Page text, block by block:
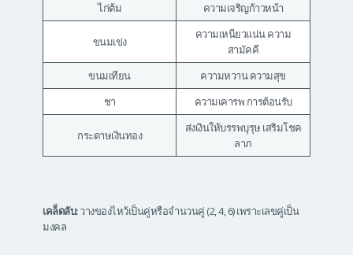
ไก่ต้ม
ความเจริญก้าวหน้า
ขนมเข่ง
ความเหนียวแน่น ความ
สามัคคี
ขนมเทียน
ความหวาน ความสุข
ชา
ความเคารพ การต้อนรับ
กระดาษเงินทอง
ส่งเงินให้บรรพบุรุษ เสริมโชค
ลาภ
เคล็ดลับ:วางของไหว้เป็นคู่หรือจำนวนคู่ (2, 4, 6) เพราะเลขคู่เป็น
มงคล